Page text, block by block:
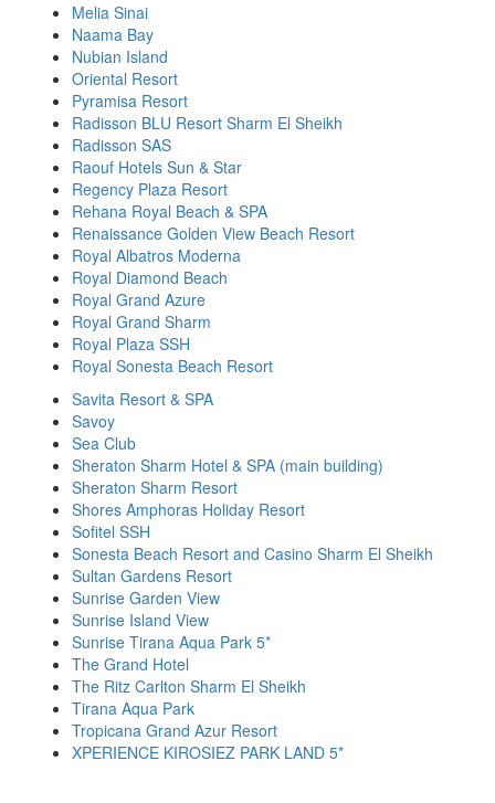
Melia Sinai
Naama Bay
Nubian Island
Oriental Resort
Pyramisa Resort
Radisson BLU Resort Sharm El Sheikh
Radisson SAS
Raouf Hotels Sun & Star
Regency Plaza Resort
Rehana Royal Beach & SPA
Renaissance Golden View Beach Resort
Royal Albatros Moderna
Royal Diamond Beach
Royal Grand Azure
Royal Grand Sharm
Royal Plaza SSH
Royal Sonesta Beach Resort
Savita Resort & SPA
Savoy
Sea Club
Sheraton Sharm Hotel & SPA (main building)
Sheraton Sharm Resort
Shores Amphoras Holiday Resort
Sofitel SSH
Sonesta Beach Resort and Casino Sharm El Sheikh
Sultan Gardens Resort
Sunrise Garden View
Sunrise Island View
Sunrise Tirana Aqua Park 5*
The Grand Hotel
The Ritz Carlton Sharm El Sheikh
Tirana Aqua Park
Tropicana Grand Azur Resort
XPERIENCE KIROSIEZ PARK LAND 5*